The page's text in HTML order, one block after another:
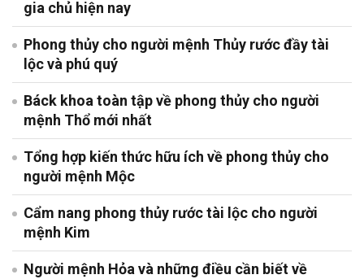
gia chủ hiện nay
Phong thủy cho người mệnh Thủy rước đầy tài
lộc và phú quý
Báck khoa toàn tập về phong thủy cho người
mệnh Thổ mới nhất
Tổng hợp kiến thức hữu ích về phong thủy cho
người mệnh Mộc
Cẩm nang phong thủy rước tài lộc cho người
mệnh Kim
Người mệnh Hỏa và những điều cần biết về